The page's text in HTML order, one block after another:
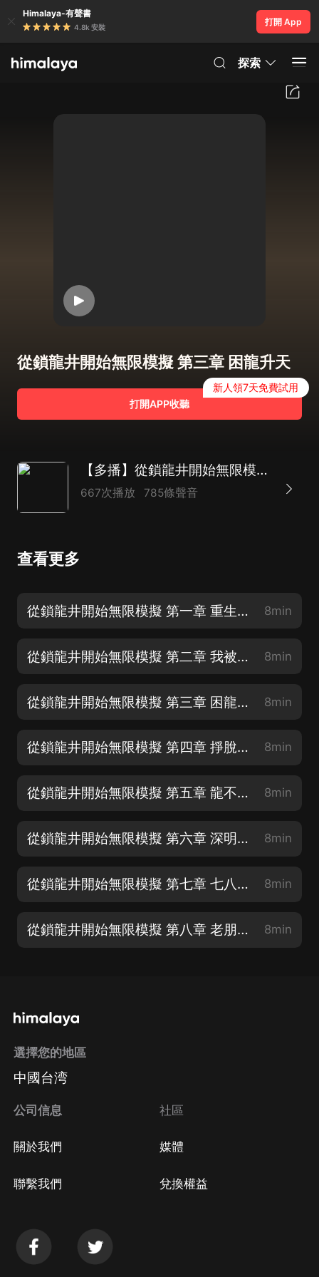
Himalaya-有聲書
4.8k 安裝
打開 App
探索
從鎖龍井開始無限模擬 第三章 困龍升天
打開APP收聽
新人領7天免費試用
【多播】從鎖龍井開始無限模擬 | 山海經 | 異獸流 | 蠻荒穿越
667次播放 785條聲音
查看更多
從鎖龍井開始無限模擬 第一章 重生蛟龍 8min
從鎖龍井開始無限模擬 第二章 我被困在鎖龍井 8min
從鎖龍井開始無限模擬 第三章 困龍升天 8min
從鎖龍井開始無限模擬 第四章 掙脫鎖鏈 8min
從鎖龍井開始無限模擬 第五章 龍不可現跡 8min
從鎖龍井開始無限模擬 第六章 深明苟義姬某人 8min
從鎖龍井開始無限模擬 第七章 七八成的成功率那和失敗有什麼區别 8min
從鎖龍井開始無限模擬 第八章 老朋友，我來了呀 8min
選擇您的地區
中國台湾
公司信息
關於我們
聯繫我們
社區
媒體
兌換權益